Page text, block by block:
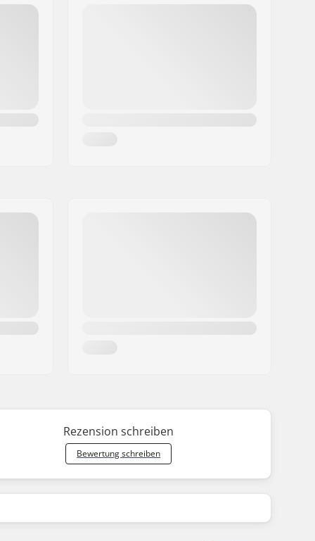
Rezension schreiben
Bewertung schreiben